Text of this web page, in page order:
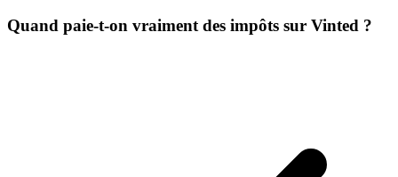
Quand paie-t-on vraiment des impôts sur Vinted ?